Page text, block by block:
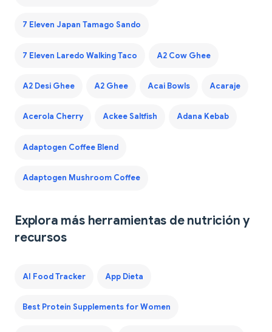
7 Eleven Japan Tamago Sando
7 Eleven Laredo Walking Taco A2 Cow Ghee
A2 Desi Ghee A2 Ghee Acai Bowls Acaraje
Acerola Cherry Ackee Saltfish Adana Kebab
Adaptogen Coffee Blend
Adaptogen Mushroom Coffee
Explora más herramientas de nutrición y
recursos
AI Food Tracker App Dieta
Best Protein Supplements for Women